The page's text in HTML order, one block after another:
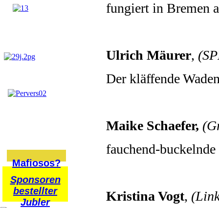
fungiert in Bremen
Ulrich Mäurer,
Der kläffende
Maike Schaefer,
fauchend-
Kristina Vogt,
Sponsoren
bestellter
Jubler
Mafiosos?